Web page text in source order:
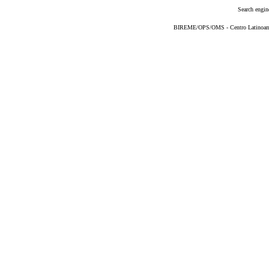
Search
BIREME/OPS/OMS - Centro